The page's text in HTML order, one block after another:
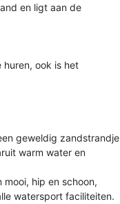
en ligt aan de
ook is het
geweldig zandstrandje
warm water en
hip en schoon,
watersport faciliteiten.